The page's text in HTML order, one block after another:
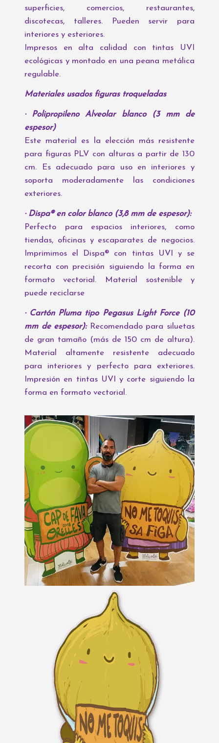
superficies, comercios, restaurantes,
discotecas, talleres. Pueden servir para
interiores y esteriores.
Impresos en alta calidad con tintas UVI
ecológicas y montado en una peana metálica
regulable.
Materiales usados figuras troqueladas
· Polipropileno Alveolar blanco (3 mm de
espesor)
Este material es la elección más resistente
para figuras PLV con alturas a partir de 130
cm. Es adecuado para uso en interiores y
soporta moderadamente las condiciones
exteriores.
· Dispa® en color blanco (3,8 mm de espesor):
Perfecto para espacios interiores, como
tiendas, oficinas y escaparates de negocios.
Imprimimos el Dispa® con tintas UVI y se
recorta con precisión siguiendo la forma en
formato vectorial. Material sostenible y
puede reciclarse
· Cartón Pluma tipo Pegasus Light Force (10
mm de espesor):Recomendado para siluetas
de gran tamaño (más de 150 cm de altura).
Material altamente resistente adecuado
para interiores y perfecto para exteriores.
Impresión en tintas UVI y corte siguiendo la
forma en formato vectorial.